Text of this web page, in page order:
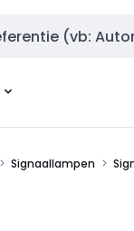
Signaallampen